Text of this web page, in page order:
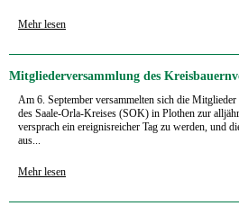
Mehr lesen
Mitgliederversammlung des
Am 6. September versammelten sich die
des Saale-Orla-Kreises (SOK) in Plothen zur
versprach ein ereignisreicher Tag zu werden, und
aus...
Mehr lesen